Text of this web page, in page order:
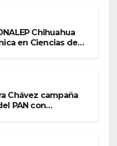
Chihuahua
en Ciencias de
Chávez campaña
PAN con